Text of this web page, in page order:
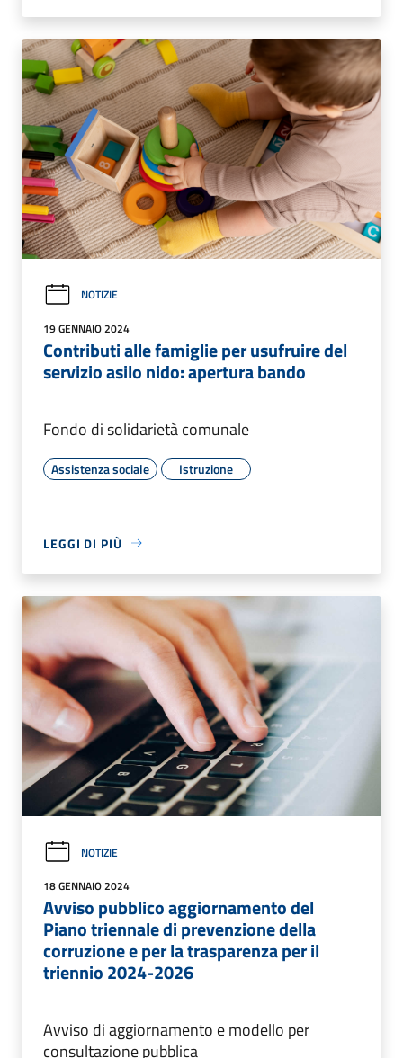
NOTIZIE
19 GENNAIO 2024
Contributi alle famiglie per usufruire del
servizio asilo nido: apertura bando
Fondo di solidarietà comunale
Assistenza sociale Istruzione
LEGGI DI PIÙ
NOTIZIE
18 GENNAIO 2024
Avviso pubblico aggiornamento del
Piano triennale di prevenzione della
corruzione e per la trasparenza per il
triennio 2024-2026
Avviso di aggiornamento e modello per
consultazione pubblica